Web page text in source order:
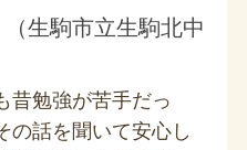
生駒市立生駒北中
昔勉強が苦手だっ
の話を聞いて安心し